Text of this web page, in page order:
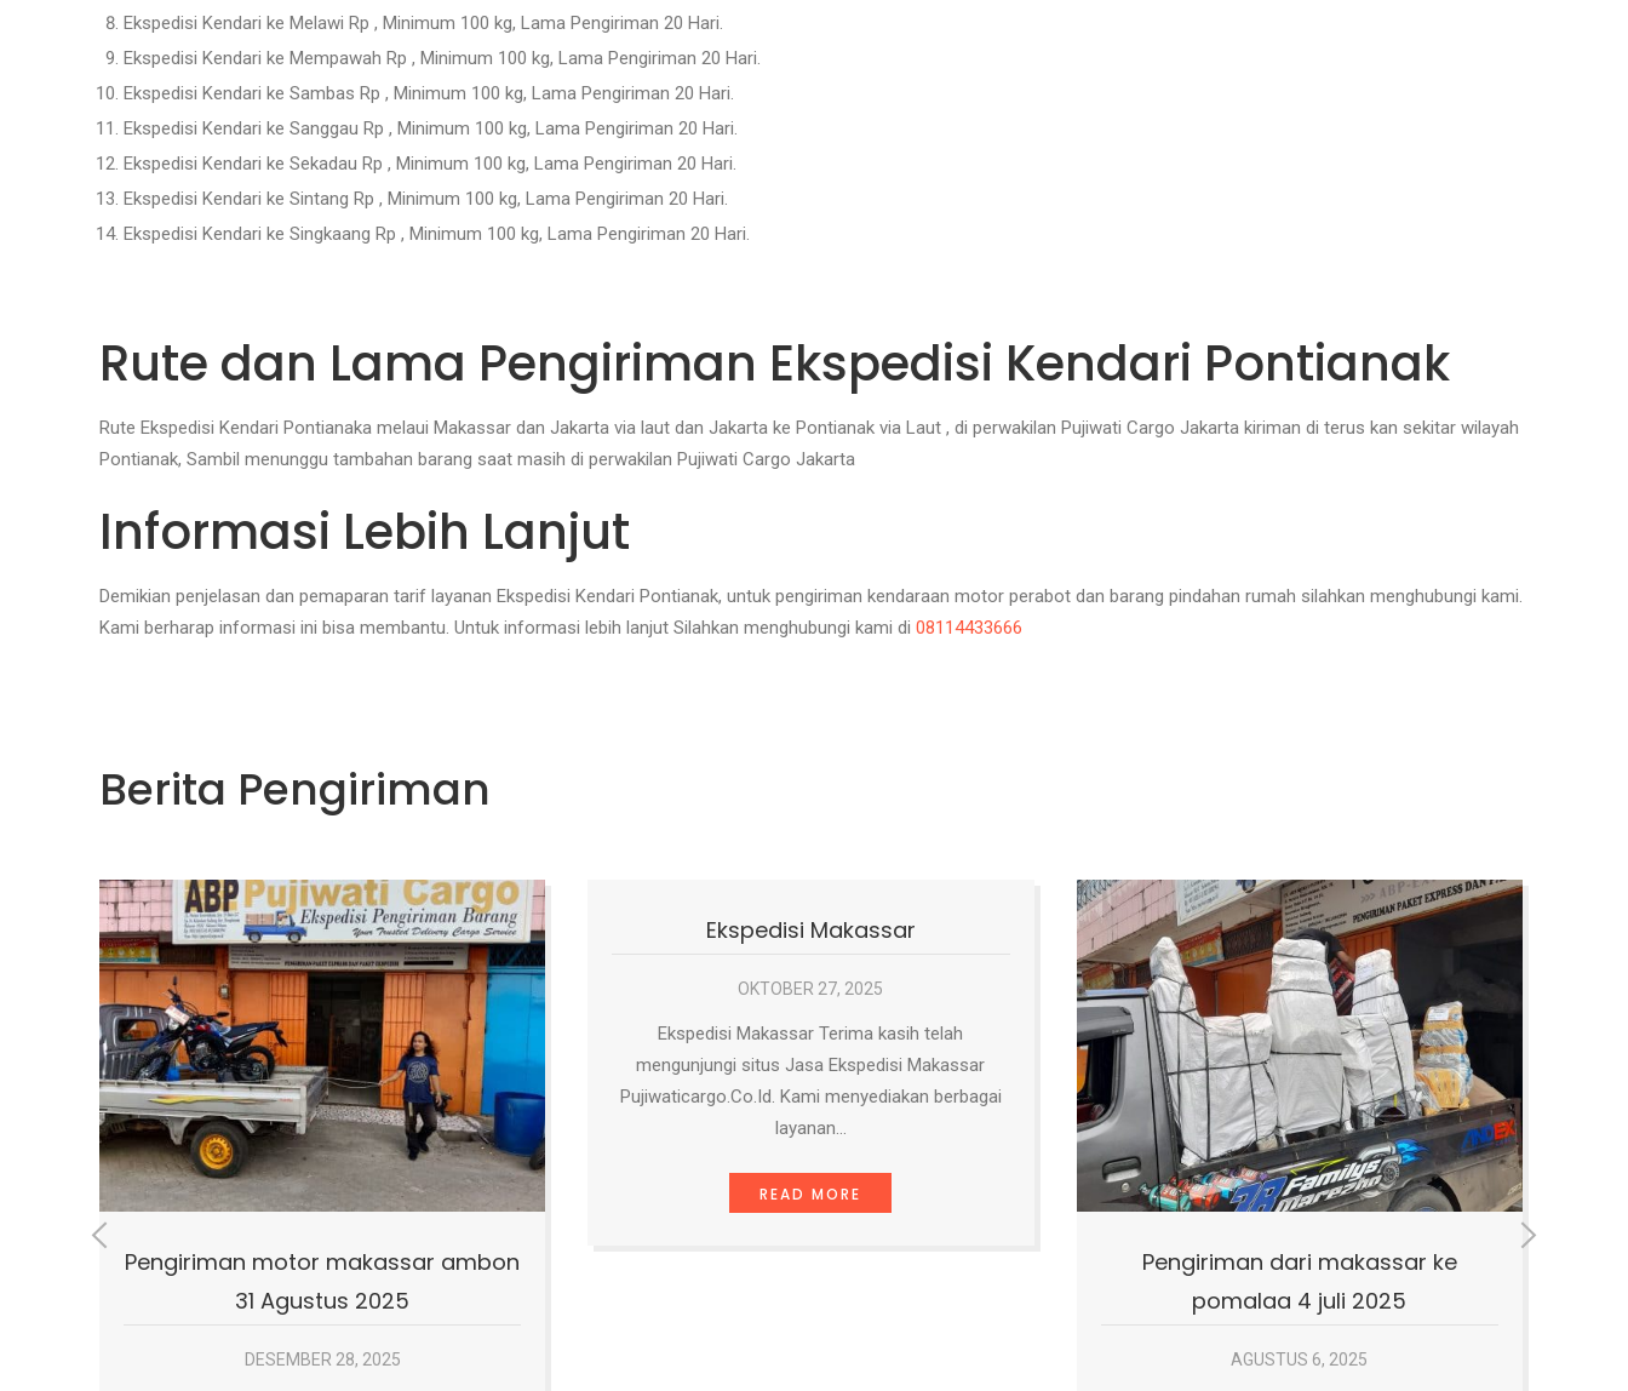
Ekspedisi Kendari ke Melawi Rp , Minimum 100 kg, Lama Pengiriman 20 Hari.
Ekspedisi Kendari ke Mempawah Rp , Minimum 100 kg, Lama Pengiriman 20 Hari.
Ekspedisi Kendari ke Sambas Rp , Minimum 100 kg, Lama Pengiriman 20 Hari.
Ekspedisi Kendari ke Sanggau Rp , Minimum 100 kg, Lama Pengiriman 20 Hari.
Ekspedisi Kendari ke Sekadau Rp , Minimum 100 kg, Lama Pengiriman 20 Hari.
Ekspedisi Kendari ke Sintang Rp , Minimum 100 kg, Lama Pengiriman 20 Hari.
Ekspedisi Kendari ke Singkaang Rp , Minimum 100 kg, Lama Pengiriman 20 Hari.
Rute dan Lama Pengiriman Ekspedisi Kendari Pontianak
Rute Ekspedisi Kendari Pontianaka melaui Makassar dan Jakarta via laut dan Jakarta ke Pontianak via Laut , di perwakilan Pujiwati Cargo Jakarta kiriman di terus kan sekitar wilayah
Pontianak, Sambil menunggu tambahan barang saat masih di perwakilan Pujiwati Cargo Jakarta
Informasi Lebih Lanjut
Demikian penjelasan dan pemaparan tarif layanan Ekspedisi Kendari Pontianak, untuk pengiriman kendaraan motor perabot dan barang pindahan rumah silahkan menghubungi kami.
Kami berharap informasi ini bisa membantu. Untuk informasi lebih lanjut Silahkan menghubungi kami di 08114433666
Berita Pengiriman
Ekspedisi Makassar
OKTOBER 27, 2025
Ekspedisi Makassar Terima kasih telah
mengunjungi situs Jasa Ekspedisi Makassar
Pujiwaticargo.Co.Id. Kami menyediakan berbagai
layanan…
READ MORE
Pengiriman barang dari makassar
ke kendari 3 juli 2025
AGUSTUS 6, 2025